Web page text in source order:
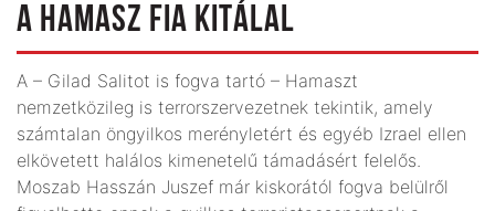
A HAMASZ FIA KITÁLAL
A – Gilad Salitot is fogva tartó – Hamaszt
nemzetközileg is terrorszervezetnek tekintik, amely
számtalan öngyilkos merényletért és egyéb Izrael ellen
elkövetett halálos kimenetelű támadásért felelős.
Moszab Hasszán Juszef már kiskorától fogva belülről